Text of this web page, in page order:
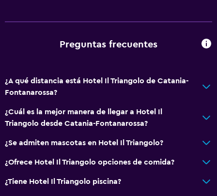
Bar de tapas
Sistema de entretenimiento
TV
Preguntas frecuentes
¿A qué distancia está Hotel Il Triangolo de Catania-
Fontanarossa?
¿Cuál es la mejor manera de llegar a Hotel Il
Triangolo desde Catania-Fontanarossa?
¿Se admiten mascotas en Hotel Il Triangolo?
¿Ofrece Hotel Il Triangolo opciones de comida?
¿Tiene Hotel Il Triangolo piscina?